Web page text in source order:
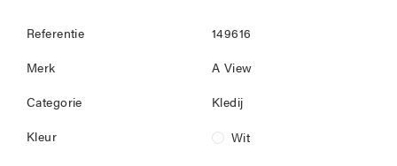
Referentie 149616
Merk A View
Categorie Kledij
Kleur Wit